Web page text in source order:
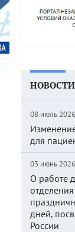
08 июль
для
03 июнь
О работе
дней,
России